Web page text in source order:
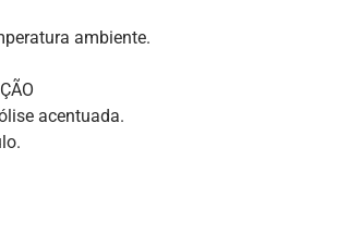
ambiente.
acentuada.